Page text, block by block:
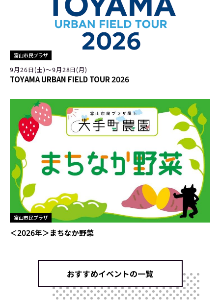
富山市民プラザ
9月26日(土)〜9月28日(月)
TOYAMA URBAN FIELD TOUR 2026
富山市民プラザ
＜2026年＞まちなか野菜
おすすめイベントの一覧